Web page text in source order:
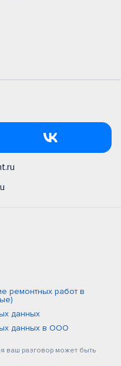
ремонтных работ в
данных
данных в ООО
ваш разговор может быть